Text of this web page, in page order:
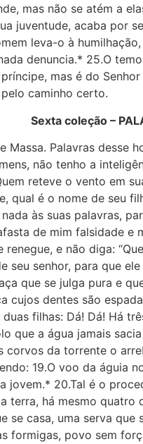
mas não se atém a
juventude, acaba por
leva-o à
denuncia.* 25.O
mas é do
caminho certo.
Sexta coleção –
Massa. Palavras desse
não tenho a
reteve o vento em
qual é o nome de seu
às suas palavras,
de mim falsidade
e não diga:
seu senhor, para que
que se julga pura e
cujos dentes são
filhas: Dá! Dá! Há
que a água jamais
corvos da torrente o
19.O voo da águia
jovem.* 20.Tal é o
terra, há mesmo
casa, uma serva
formigas, povo sem